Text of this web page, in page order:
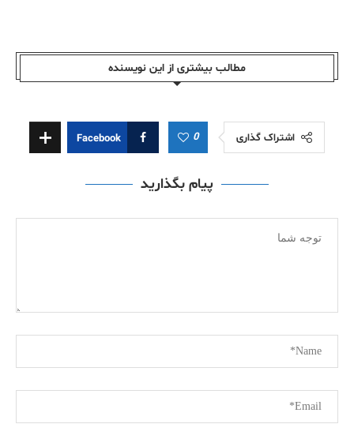
مطالب بیشتری از این نویسندە
اشتراک گذاری 0
Facebook
پیام بگذارید